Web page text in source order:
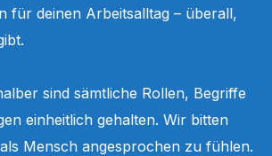
für deinen Arbeitsalltag – überall,
sind sämtliche Rollen, Begriffe
einheitlich gehalten. Wir bitten
Mensch angesprochen zu fühlen.